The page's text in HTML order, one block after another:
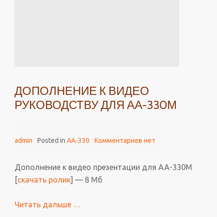
ДОПОЛНЕНИЕ К ВИДЕО
РУКОВОДСТВУ ДЛЯ АА-330М
admin Posted in AA-330 Комментариев нет
Дополнение к видео презентации для АА-330М
[скачать ролик] — 8 Мб
Читать дальше проДополнение
…